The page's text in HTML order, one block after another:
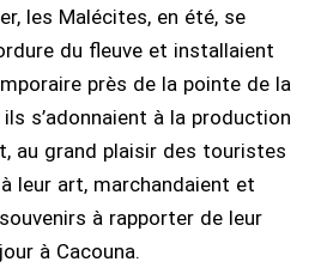
les Malécites, en été, se
du fleuve et installaient
près de la pointe de la
s’adonnaient à la production
au grand plaisir des touristes
leur art, marchandaient et
à rapporter de leur
à Cacouna.